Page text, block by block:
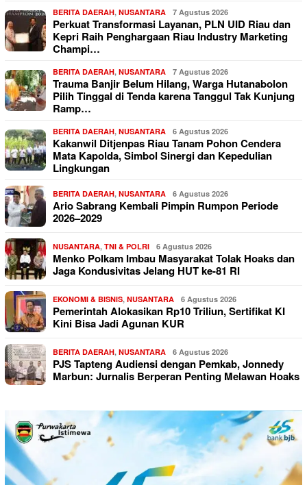
BERITA DAERAH, NUSANTARA 7 Agustus 2026
Perkuat Transformasi Layanan, PLN UID Riau dan
Kepri Raih Penghargaan Riau Industry Marketing
Champi…
BERITA DAERAH, NUSANTARA 7 Agustus 2026
Trauma Banjir Belum Hilang, Warga Hutanabolon
Pilih Tinggal di Tenda karena Tanggul Tak Kunjung
Ramp…
BERITA DAERAH, NUSANTARA 6 Agustus 2026
Kakanwil Ditjenpas Riau Tanam Pohon Cendera
Mata Kapolda, Simbol Sinergi dan Kepedulian
Lingkungan
BERITA DAERAH, NUSANTARA 6 Agustus 2026
Ario Sabrang Kembali Pimpin Rumpon Periode
2026–2029
NUSANTARA, TNI & POLRI 6 Agustus 2026
Menko Polkam Imbau Masyarakat Tolak Hoaks dan
Jaga Kondusivitas Jelang HUT ke-81 RI
EKONOMI & BISNIS, NUSANTARA 6 Agustus 2026
Pemerintah Alokasikan Rp10 Triliun, Sertifikat KI
Kini Bisa Jadi Agunan KUR
BERITA DAERAH, NUSANTARA 6 Agustus 2026
PJS Tapteng Audiensi dengan Pemkab, Jonnedy
Marbun: Jurnalis Berperan Penting Melawan Hoaks